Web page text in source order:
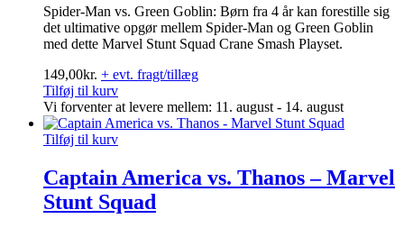
Spider-Man vs. Green Goblin: Børn fra 4 år kan forestille sig
det ultimative opgør mellem Spider-Man og Green Goblin
med dette Marvel Stunt Squad Crane Smash Playset.
149,00kr. + evt. fragt/tillæg
Tilføj til kurv
Vi forventer at levere mellem: 11. august - 14. august
Tilføj til kurv
Captain America vs. Thanos – Marvel
Stunt Squad